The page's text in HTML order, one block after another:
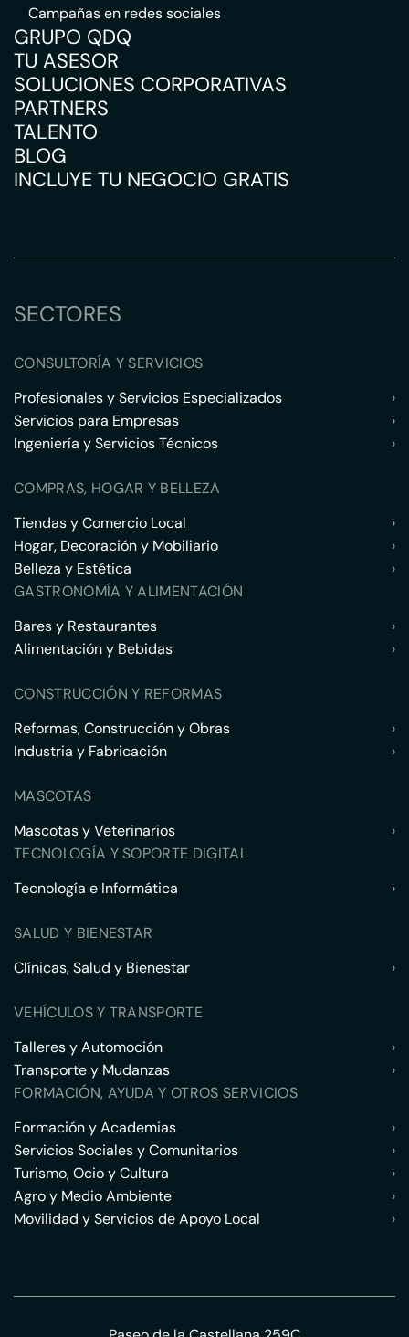
Campañas en redes sociales
GRUPO QDQ
TU ASESOR
SOLUCIONES CORPORATIVAS
PARTNERS
TALENTO
BLOG
INCLUYE TU NEGOCIO GRATIS
SECTORES
CONSULTORÍA Y SERVICIOS
Profesionales y Servicios Especializados
›
Servicios para Empresas
›
Ingeniería y Servicios Técnicos
›
COMPRAS, HOGAR Y BELLEZA
Tiendas y Comercio Local
›
Hogar, Decoración y Mobiliario
›
Belleza y Estética
›
GASTRONOMÍA Y ALIMENTACIÓN
Bares y Restaurantes
›
Alimentación y Bebidas
›
CONSTRUCCIÓN Y REFORMAS
Reformas, Construcción y Obras
›
Industria y Fabricación
›
MASCOTAS
Mascotas y Veterinarios
›
TECNOLOGÍA Y SOPORTE DIGITAL
Tecnología e Informática
›
SALUD Y BIENESTAR
Clínicas, Salud y Bienestar
›
VEHÍCULOS Y TRANSPORTE
Talleres y Automoción
›
Transporte y Mudanzas
›
FORMACIÓN, AYUDA Y OTROS SERVICIOS
Formación y Academias
›
Servicios Sociales y Comunitarios
›
Turismo, Ocio y Cultura
›
Agro y Medio Ambiente
›
Movilidad y Servicios de Apoyo Local
›